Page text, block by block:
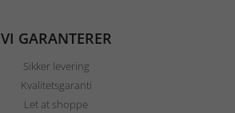
VI GARANTERER
Sikker levering
Kvalitetsgaranti
Let at shoppe